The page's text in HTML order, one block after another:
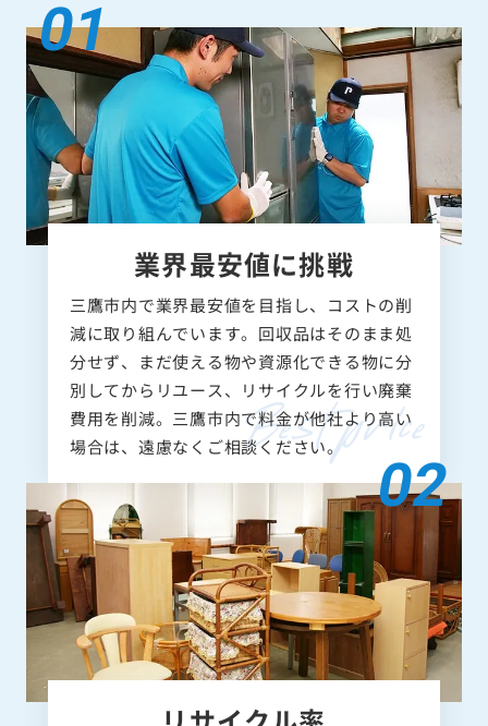
業界最安値に挑戦
三鷹市内で業界最安値を目指し、コストの削
減に取り組んでいます。回収品はそのまま処
分せず、まだ使える物や資源化できる物に分
別してからリユース、リサイクルを行い廃棄
費用を削減。三鷹市内で料金が他社より高い
場合は、遠慮なくご相談ください。